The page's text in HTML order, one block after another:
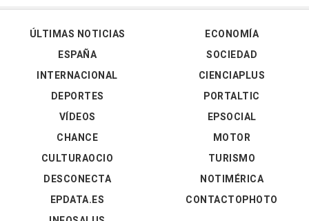
ÚLTIMAS NOTICIAS
ESPAÑA
INTERNACIONAL
DEPORTES
VÍDEOS
ECONOMÍA
SOCIEDAD
CIENCIAPLUS
PORTALTIC
EPSOCIAL
CHANCE
CULTURAOCIO
DESCONECTA
EPDATA.ES
MOTOR
TURISMO
NOTIMÉRICA
CONTACTOPHOTO